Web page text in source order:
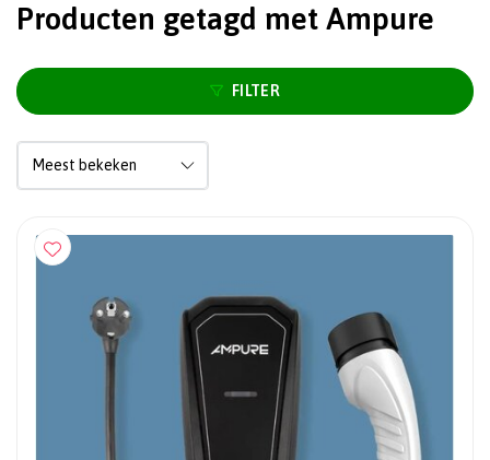
Producten getagd met Ampure
FILTER